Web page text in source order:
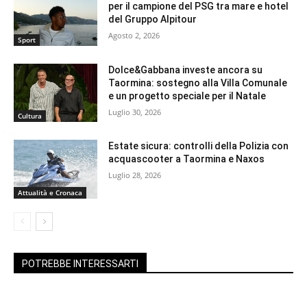
Sport
per il campione del PSG tra mare e hotel
del Gruppo Alpitour
Agosto 2, 2026
Cultura
Dolce&Gabbana investe ancora su
Taormina: sostegno alla Villa Comunale
e un progetto speciale per il Natale
Luglio 30, 2026
Attualità e Cronaca
Estate sicura: controlli della Polizia con
acquascooter a Taormina e Naxos
Luglio 28, 2026
POTREBBE INTERESSARTI